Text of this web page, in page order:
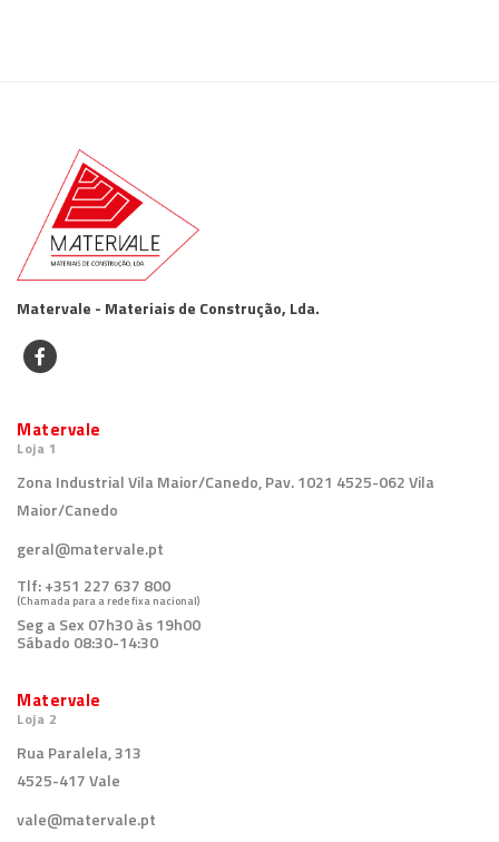
Matervale - Materiais de Construção, Lda.
Matervale
Loja 1
Zona Industrial Vila Maior/Canedo, Pav. 1021 4525-062 Vila
Maior/Canedo
geral@matervale.pt
Tlf:+351 227 637 800
(Chamada para a rede fixa nacional)
Seg a Sex 07h30 às 19h00
Sábado 08:30-14:30
Matervale
Loja 2
Rua Paralela, 313
4525-417 Vale
vale@matervale.pt